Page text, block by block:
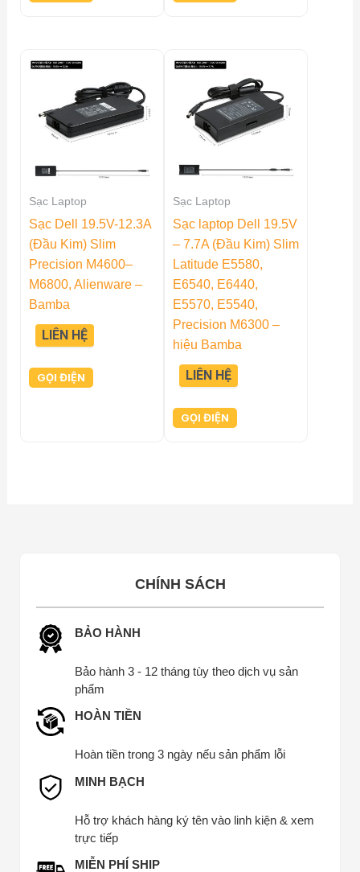
Sạc Laptop
Sạc Dell 19.5V-12.3A
(Đầu Kim) Slim
Precision M4600–
M6800, Alienware –
Bamba
LIÊN HỆ
GỌI ĐIỆN
Sạc Laptop
Sạc laptop Dell 19.5V
– 7.7A (Đầu Kim) Slim
Latitude E5580,
E6540, E6440,
E5570, E5540,
Precision M6300 –
hiệu Bamba
LIÊN HỆ
GỌI ĐIỆN
CHÍNH SÁCH
BẢO HÀNH
Bảo hành 3 - 12 tháng tùy theo dịch vụ sản
phẩm
HOÀN TIỀN
Hoàn tiền trong 3 ngày nếu sản phẩm lỗi
MINH BẠCH
Hỗ trợ khách hàng ký tên vào linh kiện & xem
trực tiếp
MIỄN PHÍ SHIP